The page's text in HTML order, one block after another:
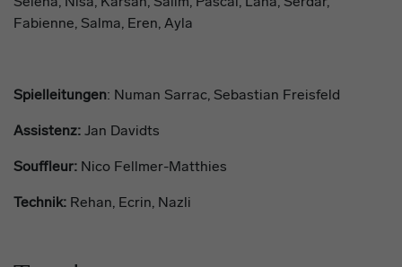
Fabienne , Salma, Eren, Ayla
Spielleitungen: Numan Sarrac, Sebastian Freisfeld
Assistenz: Jan Davidts
Souffleur: Nico Fellmer-Matthies
Technik: Rehan, Ecrin, Nazli